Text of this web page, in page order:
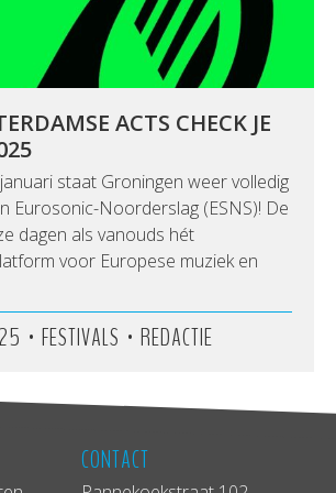
ACTS CHECK JE
staat Groningen weer volledig
Eurosonic-Noorderslag (ESNS)! De
dagen als vanouds hét
voor Europese muziek en
• FESTIVALS • REDACTIE
CONTACT